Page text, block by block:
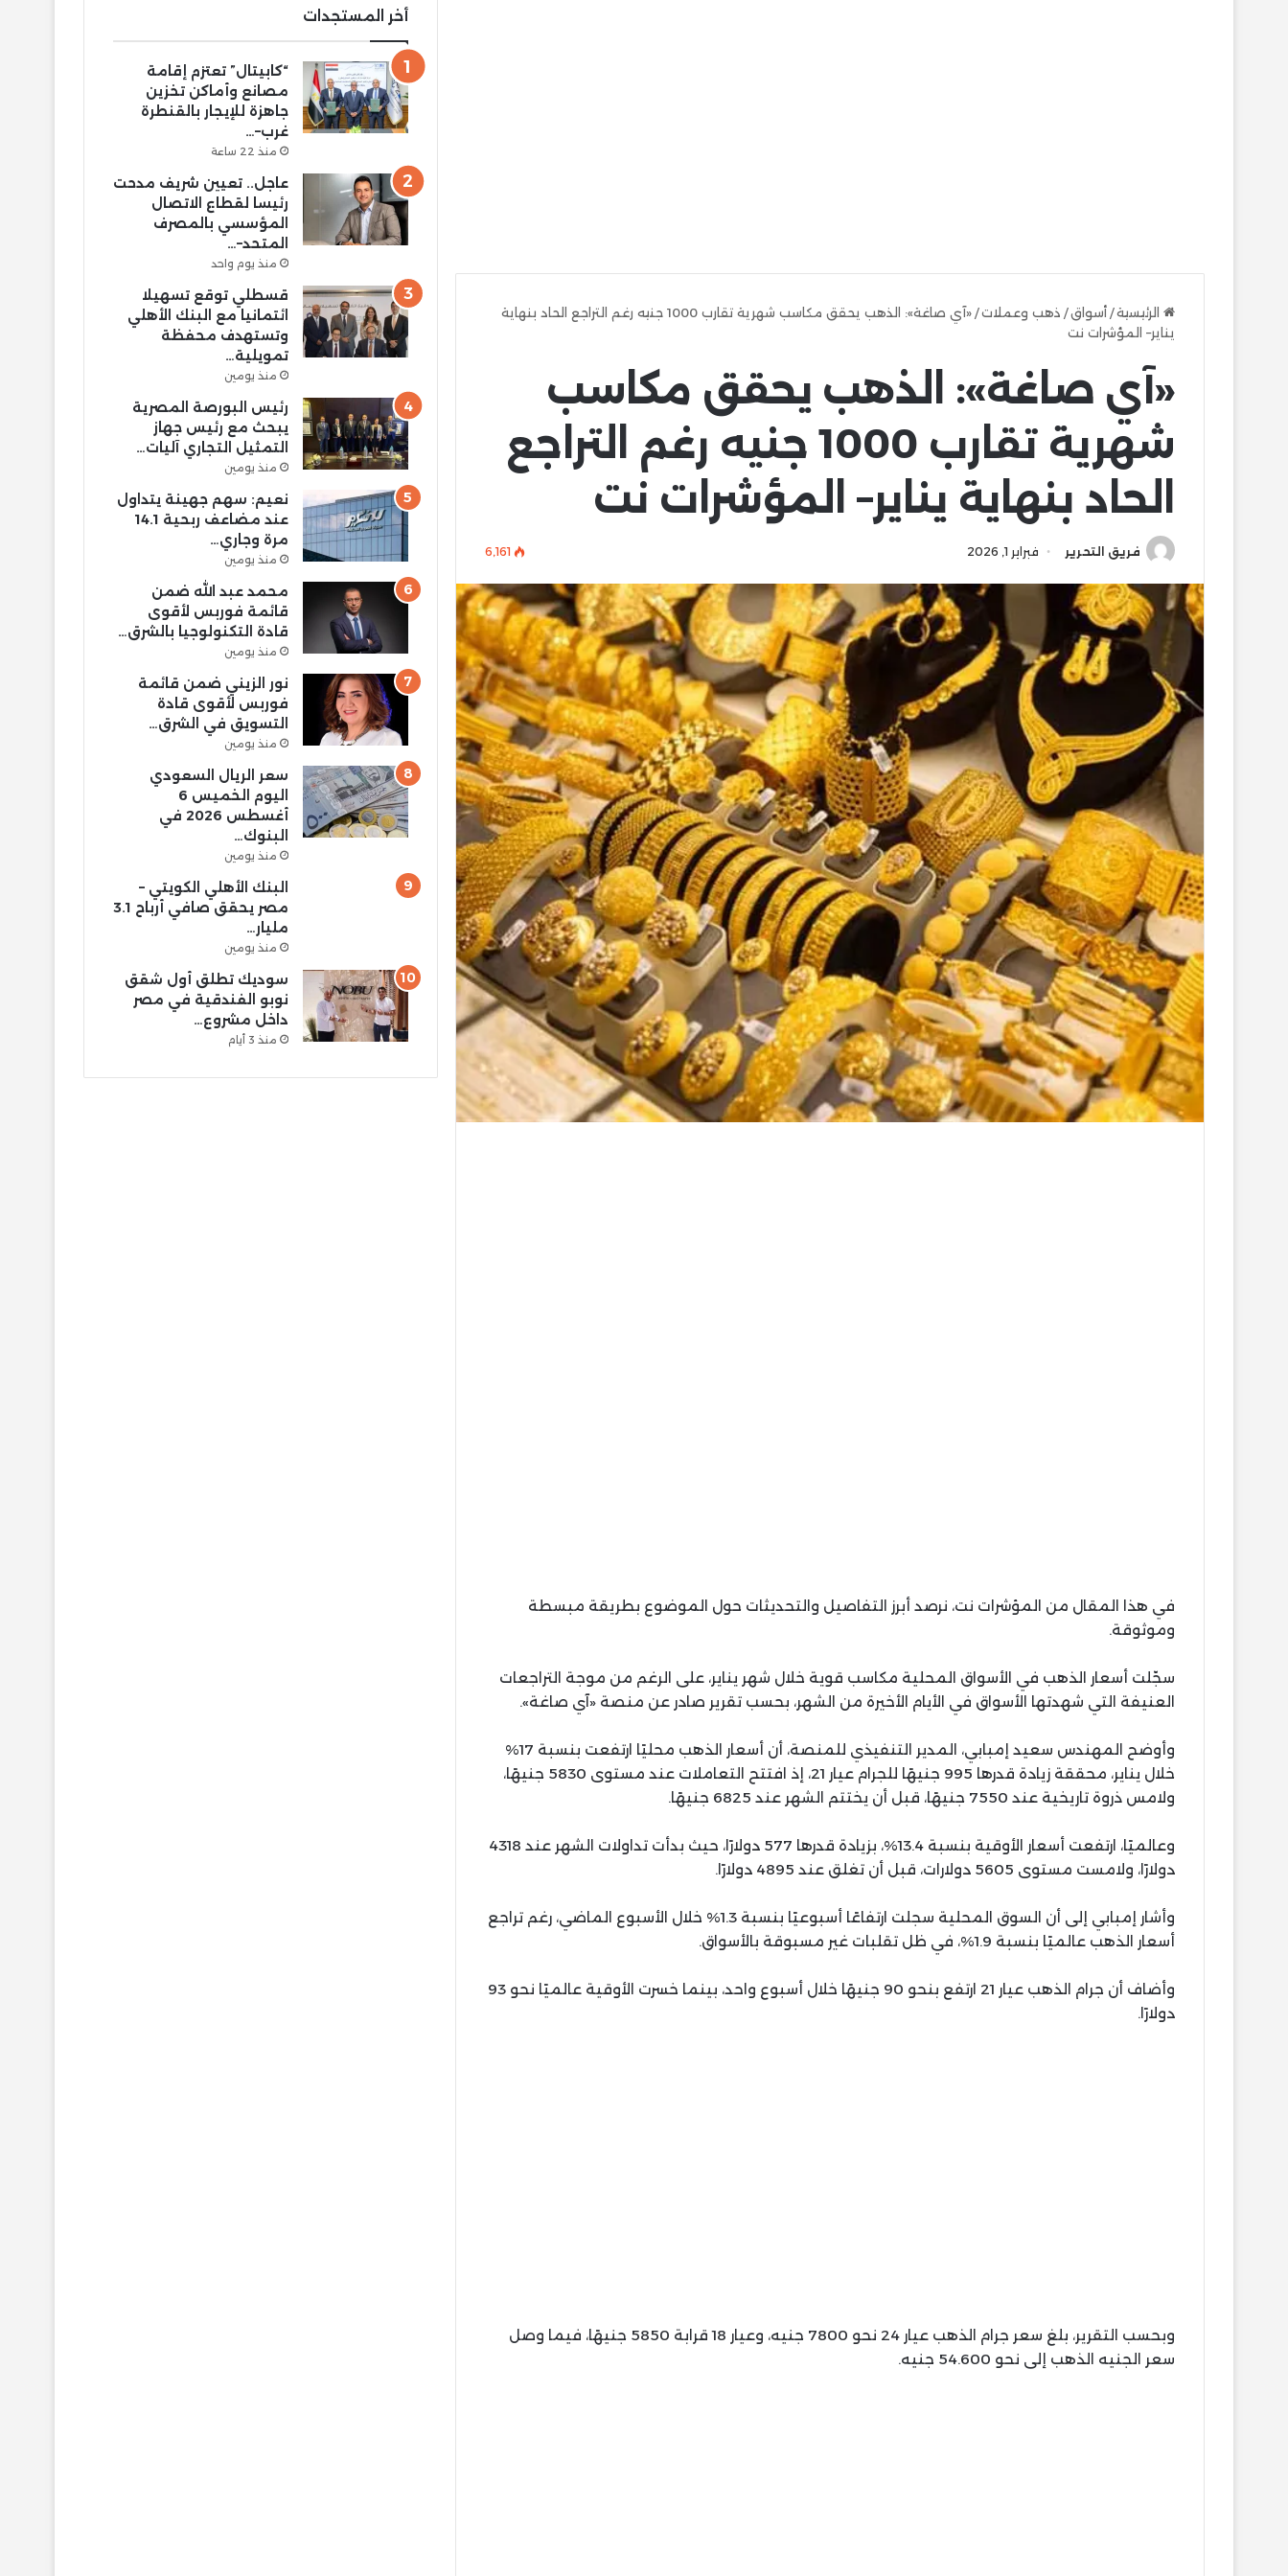
الرئيسية/ أسواق/ ذهب وعملات/
«آي صاغة»: الذهب يحقق مكاسب شهرية تقارب 1000 جنيه رغم التراجع الحاد بنهاية
يناير– المؤشرات نت
«آي صاغة»: الذهب يحقق مكاسب
شهرية تقارب 1000 جنيه رغم التراجع
الحاد بنهاية يناير– المؤشرات نت
فريق التحرير فبراير 1, 2026 6٬161
في هذا المقال من المؤشرات نت، نرصد أبرز التفاصيل والتحديثات حول الموضوع بطريقة مبسطة
وموثوقة.
سجّلت أسعار الذهب في الأسواق المحلية مكاسب قوية خلال شهر يناير، على الرغم من موجة التراجعات
العنيفة التي شهدتها الأسواق في الأيام الأخيرة من الشهر، بحسب تقرير صادر عن منصة «آي صاغة».
وأوضح المهندس سعيد إمبابي، المدير التنفيذي للمنصة، أن أسعار الذهب محليًا ارتفعت بنسبة 17%
خلال يناير، محققة زيادة قدرها 995 جنيهًا للجرام عيار 21، إذ افتتح التعاملات عند مستوى 5830 جنيهًا،
ولامس ذروة تاريخية عند 7550 جنيهًا، قبل أن يختتم الشهر عند 6825 جنيهًا.
وعالميًا، ارتفعت أسعار الأوقية بنسبة 13.4%، بزيادة قدرها 577 دولارًا، حيث بدأت تداولات الشهر عند 4318
دولارًا، ولامست مستوى 5605 دولارات، قبل أن تغلق عند 4895 دولارًا.
وأشار إمبابي إلى أن السوق المحلية سجلت ارتفاعًا أسبوعيًا بنسبة 1.3% خلال الأسبوع الماضي، رغم تراجع
أسعار الذهب عالميًا بنسبة 1.9%، في ظل تقلبات غير مسبوقة بالأسواق.
وأضاف أن جرام الذهب عيار 21 ارتفع بنحو 90 جنيهًا خلال أسبوع واحد، بينما خسرت الأوقية عالميًا نحو 93
دولارًا.
وبحسب التقرير، بلغ سعر جرام الذهب عيار 24 نحو 7800 جنيه، وعيار 18 قرابة 5850 جنيهًا، فيما وصل
سعر الجنيه الذهب إلى نحو 54.600 جنيه.
أخر المستجدات
“كابيتال” تعتزم إقامة
مصانع وأماكن تخزين
جاهزة للإيجار بالقنطرة
غرب–…
منذ 22 ساعة
عاجل.. تعيين شريف مدحت
رئيسا لقطاع الاتصال
المؤسسي بالمصرف
المتحد–…
منذ يوم واحد
قسطلي توقع تسهيلا
ائتمانيا مع البنك الأهلي
وتستهدف محفظة
تمويلية…
منذ يومين
رئيس البورصة المصرية
يبحث مع رئيس جهاز
التمثيل التجاري آليات…
منذ يومين
نعيم: سهم جهينة يتداول
عند مضاعف ربحية 14.1
مرة وجاري…
منذ يومين
محمد عبد الله ضمن
قائمة فوربس لأقوى
قادة التكنولوجيا بالشرق…
منذ يومين
نور الزيني ضمن قائمة
فوربس لأقوى قادة
التسويق في الشرق…
منذ يومين
سعر الريال السعودي
اليوم الخميس 6
أغسطس 2026 في
البنوك…
منذ يومين
البنك الأهلي الكويتي –
مصر يحقق صافي أرباح 3.1
مليار…
منذ يومين
سوديك تطلق أول شقق
نوبو الفندقية في مصر
داخل مشروع…
منذ 3 أيام